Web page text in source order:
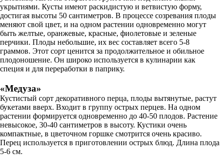
укрытиями. Кусты имеют раскидистую и ветвистую форму,
достигая высоты 50 сантиметров. В процессе созревания плоды
меняют свой цвет, и на одном растении одновременно могут
быть желтые, оранжевые, красные, фиолетовые и зеленые
перчики. Плоды небольшие, их вес составляет всего 5-8
граммов. Этот сорт ценится за продолжительное и обильное
плодоношение. Он широко используется в кулинарии как
специя и для переработки в паприку.
«Медуза»
Кустистый сорт декоративного перца, плоды вытянутые, растут
букетами вверх. Входит в группу острых перцев. На одном
растении формируется одновременно до 40-50 плодов. Растение
невысокое, 30-40 сантиметров в высоту. Кустики очень
компактные, в цветочном горшке смотрится очень красиво.
Перец используется в приготовлении острых блюд. Длина плода
5-6 см.